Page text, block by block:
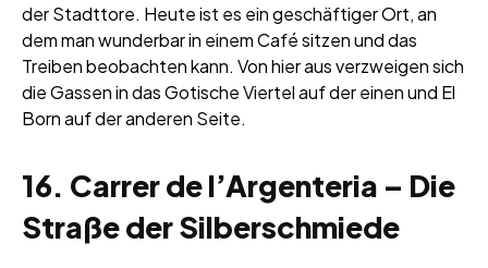
der Stadttore. Heute ist es ein geschäftiger Ort, an
dem man wunderbar in einem Café sitzen und das
Treiben beobachten kann. Von hier aus verzweigen sich
die Gassen in das Gotische Viertel auf der einen und El
Born auf der anderen Seite.
16. Carrer de l’Argenteria – Die
Straße der Silberschmiede